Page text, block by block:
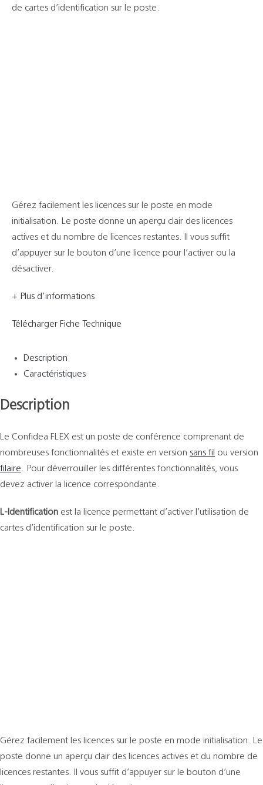
de cartes d’identification sur le poste.
Gérez facilement les licences sur le poste en mode
initialisation. Le poste donne un aperçu clair des licences
actives et du nombre de licences restantes. Il vous suffit
d’appuyer sur le bouton d’une licence pour l’activer ou la
désactiver.
+ Plus d'informations
Télécharger Fiche Technique
Description
Caractéristiques
Description
Le Confidea FLEX est un poste de conférence comprenant de
nombreuses fonctionnalités et existe en version sans fil ou version
filaire. Pour déverrouiller les différentes fonctionnalités, vous
devez activer la licence correspondante.
L-Identificationest la licence permettant d’activer l’utilisation de
cartes d’identification sur le poste.
Gérez facilement les licences sur le poste en mode initialisation. Le
poste donne un aperçu clair des licences actives et du nombre de
licences restantes. Il vous suffit d’appuyer sur le bouton d’une